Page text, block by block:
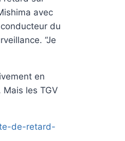
avec
du
“Je
en
Mais les TGV
de-retard-